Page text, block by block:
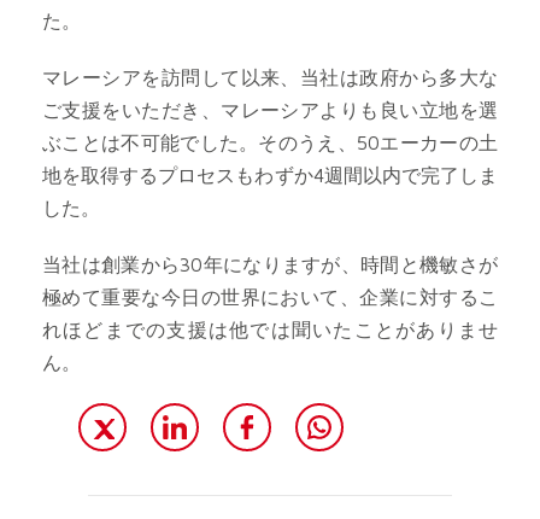
た。
マレーシアを訪問して以来、当社は政府から多大な
ご支援をいただき、マレーシアよりも良い立地を選
ぶことは不可能でした。そのうえ、50エーカーの土
地を取得するプロセスもわずか4週間以内で完了しま
した。
当社は創業から30年になりますが、時間と機敏さが
極めて重要な今日の世界において、企業に対するこ
れほどまでの支援は他では聞いたことがありませ
ん。